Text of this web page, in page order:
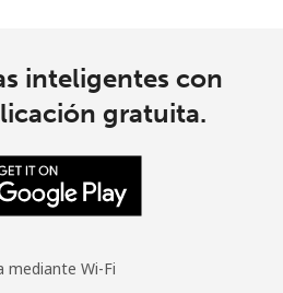
inteligentes con
gratuita.
mediante Wi-Fi